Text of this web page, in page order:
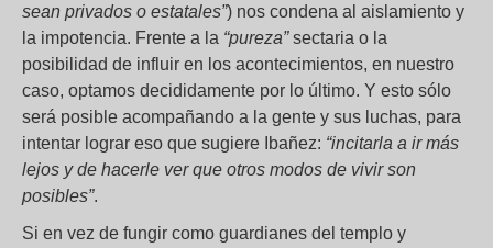
sean privados o estatales”) nos condena al aislamiento y
la impotencia. Frente a la “pureza”sectaria o la
posibilidad de influir en los acontecimientos, en nuestro
caso, optamos decididamente por lo último. Y esto sólo
será posible acompañando a la gente y sus luchas, para
intentar lograr eso que sugiere Ibañez: “incitarla a ir más
lejos y de hacerle ver que otros modos de vivir son
posibles”.
Si en vez de fungir como guardianes del templo y